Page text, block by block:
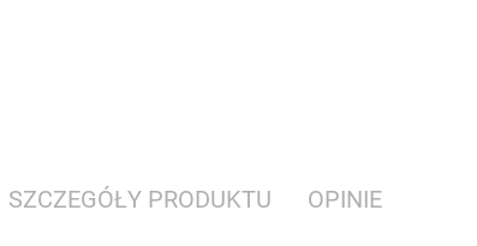
SZCZEGÓŁY PRODUKTU OPINIE